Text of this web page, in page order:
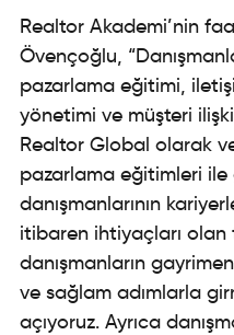
Realtor Akademi’nin
Övençoğlu,
pazarlama eğitimi,
yönetimi ve müşteri
Realtor Global olarak
pazarlama eğitimleri ile
danışmanlarının
itibaren ihtiyaçları
danışmanların
ve sağlam adımlarla
açıyoruz. Ayrıca